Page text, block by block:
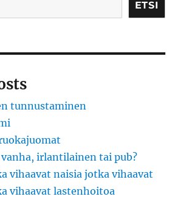
ETSI
tunnustaminen
irlantilainen tai pub?
vihaavat naisia jotka vihaavat
vihaavat lastenhoitoa